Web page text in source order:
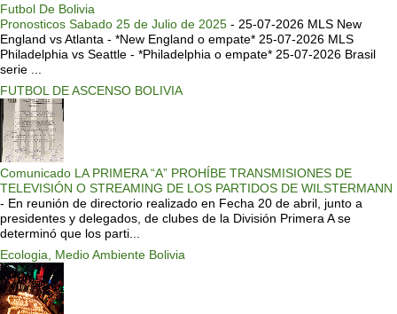
Futbol De Bolivia
Pronosticos Sabado 25 de Julio de 2025 - 25-07-2026 MLS New
England vs Atlanta - *New England o empate* 25-07-2026 MLS
Philadelphia vs Seattle - *Philadelphia o empate* 25-07-2026 Brasil
serie ...
FUTBOL DE ASCENSO BOLIVIA
Comunicado LA PRIMERA “A” PROHÍBE TRANSMISIONES DE
TELEVISIÓN O STREAMING DE LOS PARTIDOS DE WILSTERMANN
- En reunión de directorio realizado en Fecha 20 de abril, junto a
presidentes y delegados, de clubes de la División Primera A se
determinó que los parti...
Ecologia, Medio Ambiente Bolivia